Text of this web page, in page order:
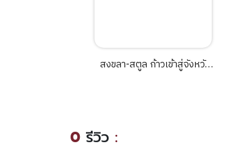
สงขลา-สตูล ก้าวเข้าสู่จังหวัด
0 รีวิว :